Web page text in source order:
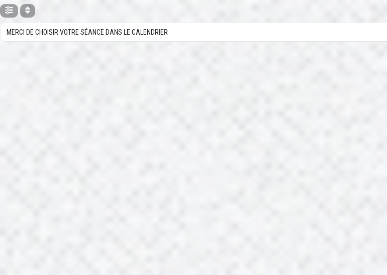
MERCI DE CHOISIR VOTRE SÉANCE DANS LE CALENDRIER